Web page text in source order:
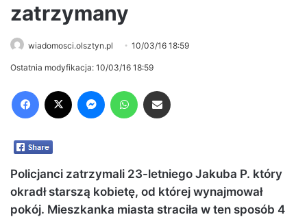
zatrzymany
wiadomosci.olsztyn.pl 10/03/16 18:59
Ostatnia modyfikacja: 10/03/16 18:59
Policjanci zatrzymali 23-letniego Jakuba P. który
okradł starszą kobietę, od której wynajmował
pokój. Mieszkanka miasta straciła w ten sposób 4